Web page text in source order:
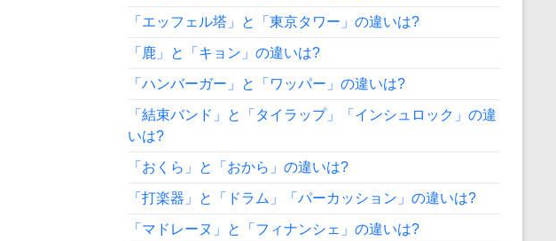
「エッフェル塔」と「東京タワー」の違いは?
「鹿」と「キョン」の違いは?
「ハンバーガー」と「ワッパー」の違いは?
「結束バンド」と「タイラップ」「インシュロック」の違
いは?
「おくら」と「おから」の違いは?
「打楽器」と「ドラム」「パーカッション」の違いは?
「マドレーヌ」と「フィナンシェ」の違いは?